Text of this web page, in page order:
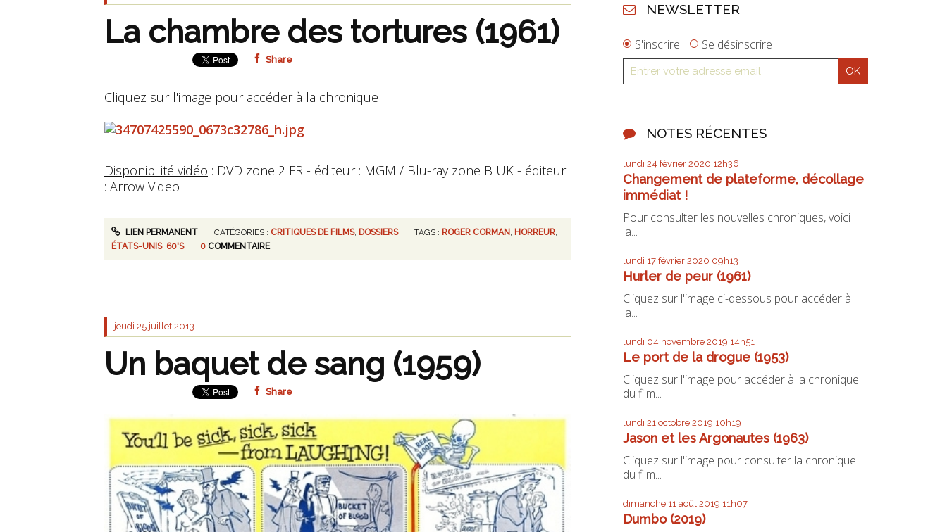
La chambre des tortures (1961)
Share
Cliquez sur l'image pour accéder à la chronique :
Disponibilité vidéo : DVD zone 2 FR - éditeur : MGM / Blu-ray zone B UK - éditeur
: Arrow Video
LIEN PERMANENT CATÉGORIES : CRITIQUES DE FILMS, DOSSIERS TAGS : ROGER CORMAN HORREUR
ÉTATS-UNIS, 60'S 0 COMMENTAIRE
jeudi 25 juillet 2013
Un baquet de sang (1959)
Share
NEWSLETTER
S'inscrire Se désinscrire
NOTES RÉCENTES
lundi 24 février 2020 12h36
Changement de plateforme, décollage
immédiat !
Pour consulter les nouvelles chroniques, voici
la...
lundi 17 février 2020 09h13
Hurler de peur (1961)
Cliquez sur l'image ci-dessous pour accéder à
la...
lundi 04 novembre 2019 14h51
Le port de la drogue (1953)
Cliquez sur l'image pour accéder à la chronique
du film...
lundi 21 octobre 2019 10h19
Jason et les Argonautes (1963)
Cliquez sur l'image pour consulter la chronique
du film...
dimanche 11 août 2019 11h07
Dumbo (2019)